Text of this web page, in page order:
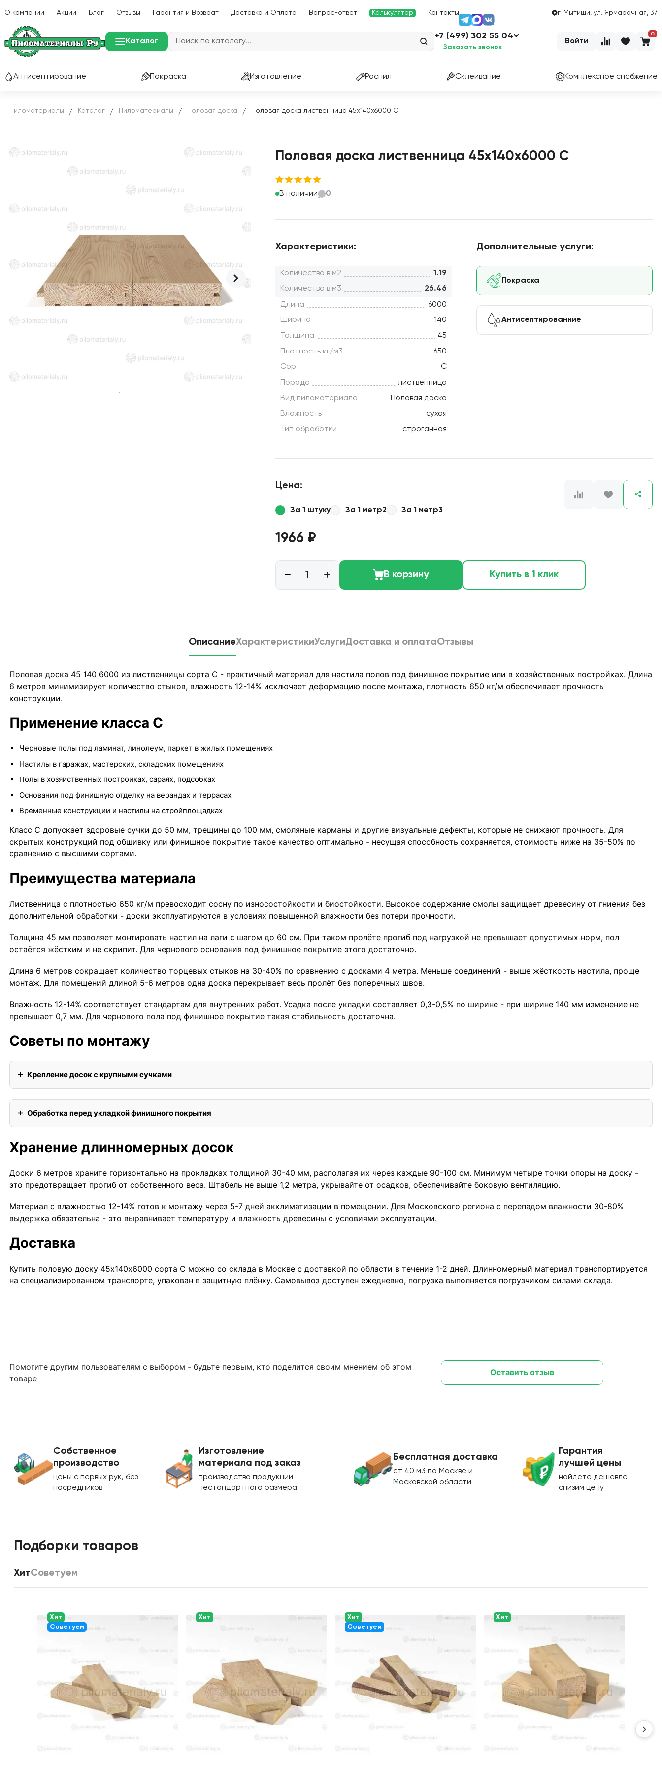
О компании Акции Блог Отзывы Гарантия и Возврат Доставка и Оплата Вопрос-ответ Калькулятор Контакты г. Мытищи, ул. Ярмарочная, 37
Каталог
+7 (499) 302 55 04
Заказать звонок
Войти
0
Антисептирование Покраска Изготовление Распил Склеивание Комплексное снабжение
Пиломатериалы / Каталог / Пиломатериалы / Половая доска / Половая доска лиственница 45х140х6000 С
Половая доска лиственница 45х140х6000 С
В наличии 0
Характеристики:
Количество в м2
1.19
Количество в м3
26.46
Длина
6000
Ширина
140
Толщина
45
Плотность кг/м3
650
Сорт
С
Порода
лиственница
Вид пиломатериала
Половая доска
Влажность
сухая
Тип обработки
строганная
Дополнительные услуги:
Покраска
Антисептированние
Цена:
За 1 штуку За 1 метр2 За 1 метр3
1966 ₽
В корзину Купить в 1 клик
ОписаниеХарактеристикиУслугиДоставка и оплатаОтзывы
Половая доска 45 140 6000 из лиственницы сорта С - практичный материал для настила полов под финишное покрытие или в хозяйственных постройках. Длина
6 метров минимизирует количество стыков, влажность 12-14% исключает деформацию после монтажа, плотность 650 кг/м обеспечивает прочность
конструкции.
Применение класса С
Черновые полы под ламинат, линолеум, паркет в жилых помещениях
Настилы в гаражах, мастерских, складских помещениях
Полы в хозяйственных постройках, сараях, подсобках
Основания под финишную отделку на верандах и террасах
Временные конструкции и настилы на стройплощадках
Класс С допускает здоровые сучки до 50 мм, трещины до 100 мм, смоляные карманы и другие визуальные дефекты, которые не снижают прочность. Для
скрытых конструкций под обшивку или финишное покрытие такое качество оптимально - несущая способность сохраняется, стоимость ниже на 35-50% по
сравнению с высшими сортами.
Преимущества материала
Лиственница с плотностью 650 кг/м превосходит сосну по износостойкости и биостойкости. Высокое содержание смолы защищает древесину от гниения без
дополнительной обработки - доски эксплуатируются в условиях повышенной влажности без потери прочности.
Толщина 45 мм позволяет монтировать настил на лаги с шагом до 60 см. При таком пролёте прогиб под нагрузкой не превышает допустимых норм, пол
остаётся жёстким и не скрипит. Для чернового основания под финишное покрытие этого достаточно.
Длина 6 метров сокращает количество торцевых стыков на 30-40% по сравнению с досками 4 метра. Меньше соединений - выше жёсткость настила, проще
монтаж. Для помещений длиной 5-6 метров одна доска перекрывает весь пролёт без поперечных швов.
Влажность 12-14% соответствует стандартам для внутренних работ. Усадка после укладки составляет 0,3-0,5% по ширине - при ширине 140 мм изменение не
превышает 0,7 мм. Для чернового пола под финишное покрытие такая стабильность достаточна.
Советы по монтажу
Крепление досок с крупными сучками
Обработка перед укладкой финишного покрытия
Хранение длинномерных досок
Доски 6 метров храните горизонтально на прокладках толщиной 30-40 мм, располагая их через каждые 90-100 см. Минимум четыре точки опоры на доску -
это предотвращает прогиб от собственного веса. Штабель не выше 1,2 метра, укрывайте от осадков, обеспечивайте боковую вентиляцию.
Материал с влажностью 12-14% готов к монтажу через 5-7 дней акклиматизации в помещении. Для Московского региона с перепадом влажности 30-80%
выдержка обязательна - это выравнивает температуру и влажность древесины с условиями эксплуатации.
Доставка
Купить половую доску 45х140х6000 сорта С можно со склада в Москве с доставкой по области в течение 1-2 дней. Длинномерный материал транспортируется
на специализированном транспорте, упакован в защитную плёнку. Самовывоз доступен ежедневно, погрузка выполняется погрузчиком силами склада.
Помогите другим пользователям с выбором - будьте первым, кто поделится своим мнением об этом
товаре
Оставить отзыв
Собственное
производство
цены с первых рук, без
посредников
Изготовление
материала под заказ
производство продукции
нестандартного размера
Бесплатная доставка
от 40 м3 по Москве и
Московской области
Гарантия
лучшей цены
найдете дешевле
снизим цену
Подборки товаров
ХитСоветуем
Хит
Советуем
Хит
Хит
Советуем
Хит